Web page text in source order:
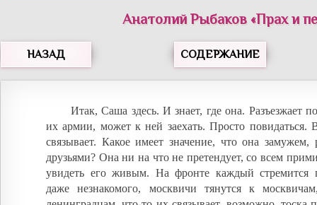
Анатолий Рыбаков«Прах и
НАЗАД СОДЕРЖАНИЕ
Итак, Саша здесь. И знает, где она. Разъезжает
их армии, может к ней заехать. Просто повидаться.
связывает. Какое имеет значение, что она замужем,
друзьями? Она ни на что не претендует, со всем
увидеть его живым. На фронте каждый стремится
даже незнакомого, москвичи тянутся к